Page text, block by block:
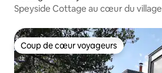
Speyside Cottage au cœur du village
Coup de cœur voyageurs
Coup de cœur voyageurs